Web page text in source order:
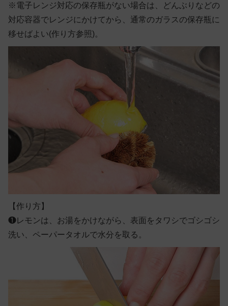
※電子レンジ対応の保存瓶がない場合は、どんぶりなどの
対応容器でレンジにかけてから、通常のガラスの保存瓶に
移せばよい(作り方参照)。
【作り方】
❶レモンは、お湯をかけながら、表面をタワシでゴシゴシ
洗い、ペーパータオルで水分を取る。